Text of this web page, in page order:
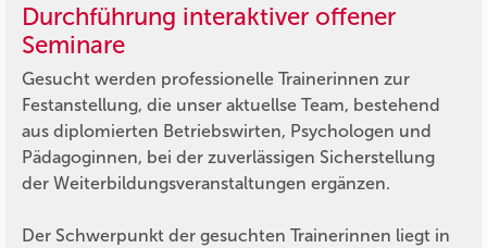
Durchführung interaktiver offener
Seminare
Gesucht werden professionelle Trainerinnen zur
Festanstellung, die unser aktuellse Team, bestehend
aus diplomierten Betriebswirten, Psychologen und
Pädagoginnen, bei der zuverlässigen Sicherstellung
der Weiterbildungsveranstaltungen ergänzen.
Der Schwerpunkt der gesuchten Trainerinnen liegt in